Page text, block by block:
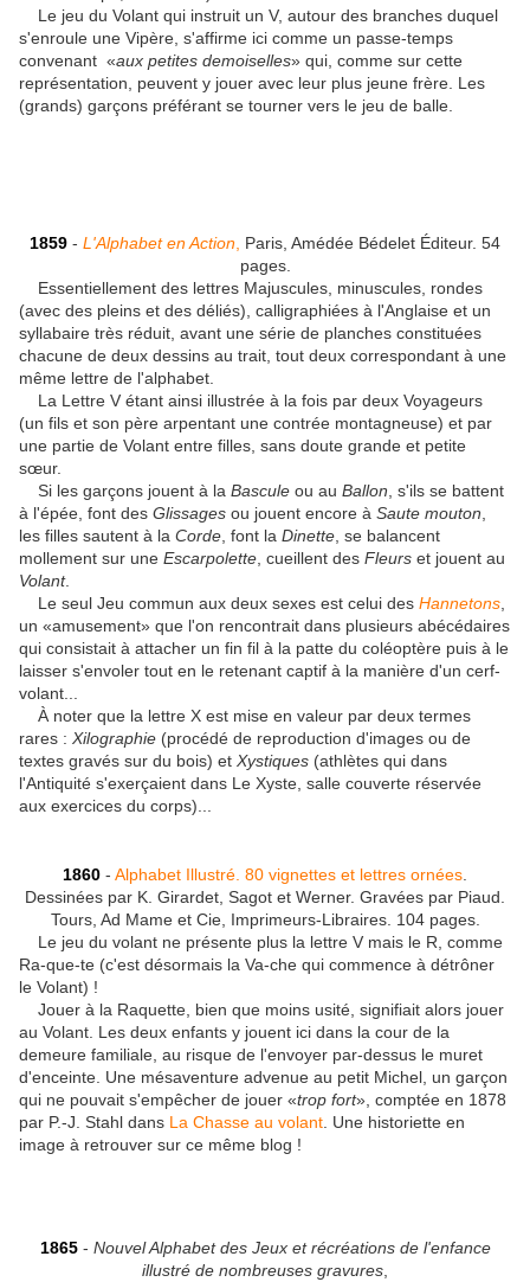
Le jeu du Volant qui instruit un V, autour des branches duquel
s'enroule une Vipère, s'affirme ici comme un passe-temps
convenant «aux petites demoiselles» qui, comme sur cette
représentation, peuvent y jouer avec leur plus jeune frère. Les
(grands) garçons préférant se tourner vers le jeu de balle.
1859 - L'Alphabet en Action Paris, Amédée Bédelet Éditeur. 54
pages.
Essentiellement des lettres Majuscules, minuscules, rondes
(avec des pleins et des déliés), calligraphiées à l'Anglaise et un
syllabaire très réduit, avant une série de planches constituées
chacune de deux dessins au trait, tout deux correspondant à une
même lettre de l'alphabet.
La Lettre V étant ainsi illustrée à la fois par deux Voyageurs
(un fils et son père arpentant une contrée montagneuse) et par
une partie de Volant entre filles, sans doute grande et petite
sœur.
Si les garçons jouent à la Bascule ou au Ballon , s'ils se battent
à l'épée, font des Glissages ou jouent encore à Saute mouton
les filles sautent à la Corde , font la Dinette , se balancent
mollement sur une Escarpolette , cueillent des Fleurs et jouent au
Volant.
Le seul Jeu commun aux deux sexes est celui des Hannetons
un «amusement» que l'on rencontrait dans plusieurs abécédaires
qui consistait à attacher un fin fil à la patte du coléoptère puis à le
laisser s'envoler tout en le retenant captif à la manière d'un cerf-
volant...
À noter que la lettre X est mise en valeur par deux termes
rares : Xilographie (procédé de reproduction d'images ou de
textes gravés sur du bois) et Xystiques (athlètes qui dans
l'Antiquité s'exerçaient dans Le Xyste, salle couverte réservée
aux exercices du corps)...
1860 - Alphabet Illustré. 80 vignettes et lettres ornées
Dessinées par K. Girardet, Sagot et Werner. Gravées par Piaud.
Tours, Ad Mame et Cie, Imprimeurs-Libraires. 104 pages.
Le jeu du volant ne présente plus la lettre V mais le R, comme
Ra-que-te (c'est désormais la Va-che qui commence à détrôner
le Volant) !
Jouer à la Raquette, bien que moins usité, signifiait alors jouer
au Volant. Les deux enfants y jouent ici dans la cour de la
demeure familiale, au risque de l'envoyer par-dessus le muret
d'enceinte. Une mésaventure advenue au petit Michel, un garçon
qui ne pouvait s'empêcher de jouer «trop fort», comptée en 1878
par P.-J. Stahl dans La Chasse au volant . Une historiette en
image à retrouver sur ce même blog !
1865- Nouvel Alphabet des Jeux et récréations de l'enfance
illustré de nombreuses gravures